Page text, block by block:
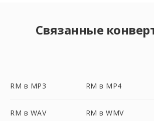
Связанные
RM в MP3 RM в MP4
RM в WAV RM в WMV